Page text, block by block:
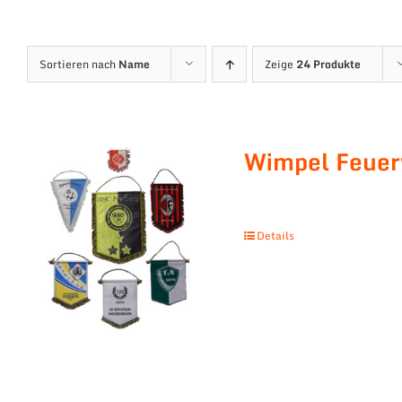
Sortieren nach Name Zeige 24 Produkte
Wimpel
Details